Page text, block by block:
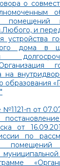
о
помещений
и
устройства
дома в
на
образования
п от
от
по
помещений